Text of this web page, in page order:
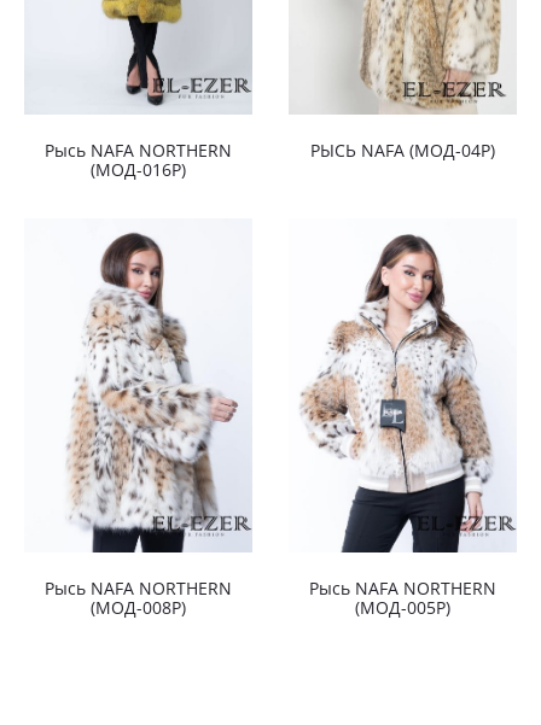
Рысь NAFA NORTHERN
(МОД-016Р)
РЫСЬ NAFA (МОД-04Р)
Рысь NAFA NORTHERN
(МОД-008Р)
Рысь NAFA NORTHERN
(МОД-005Р)